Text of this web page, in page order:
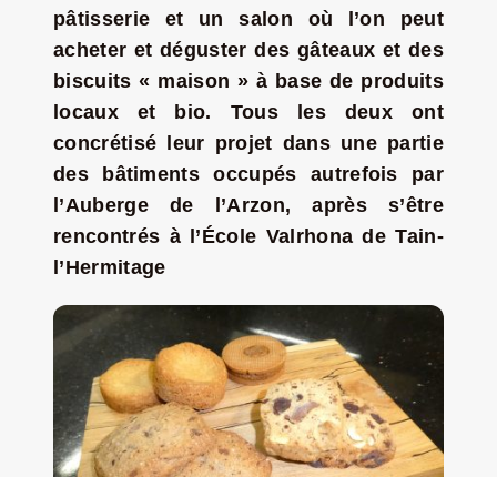
Nouveau Magazine EnVelay
Jeu concours – Gagnez votre bûche de Noël 2025
pâtisserie et un salon où l’on peut
acheter et déguster des gâteaux et des
biscuits « maison » à base de produits
locaux et bio. Tous les deux ont
concrétisé leur projet dans une partie
des bâtiments occupés autrefois par
l’Auberge de l’Arzon, après s’être
rencontrés à l’École Valrhona de Tain-
l’Hermitage